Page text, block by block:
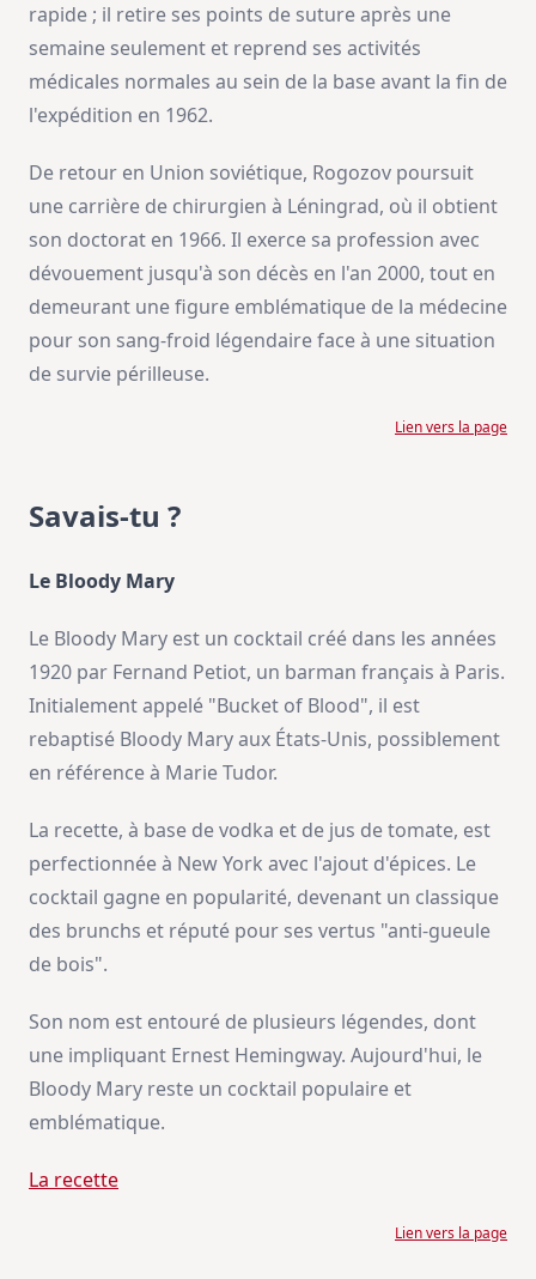
rapide ; il retire ses points de suture après une
semaine seulement et reprend ses activités
médicales normales au sein de la base avant la fin de
l'expédition en 1962.
De retour en Union soviétique, Rogozov poursuit
une carrière de chirurgien à Léningrad, où il obtient
son doctorat en 1966. Il exerce sa profession avec
dévouement jusqu'à son décès en l'an 2000, tout en
demeurant une figure emblématique de la médecine
pour son sang-froid légendaire face à une situation
de survie périlleuse.
Lien vers la page
Savais-tu ?
Le Bloody Mary
Le Bloody Mary est un cocktail créé dans les années
1920 par Fernand Petiot, un barman français à Paris.
Initialement appelé "Bucket of Blood", il est
rebaptisé Bloody Mary aux États-Unis, possiblement
en référence à Marie Tudor.
La recette, à base de vodka et de jus de tomate, est
perfectionnée à New York avec l'ajout d'épices. Le
cocktail gagne en popularité, devenant un classique
des brunchs et réputé pour ses vertus "anti-gueule
de bois".
Son nom est entouré de plusieurs légendes, dont
une impliquant Ernest Hemingway. Aujourd'hui, le
Bloody Mary reste un cocktail populaire et
emblématique.
La recette
Lien vers la page